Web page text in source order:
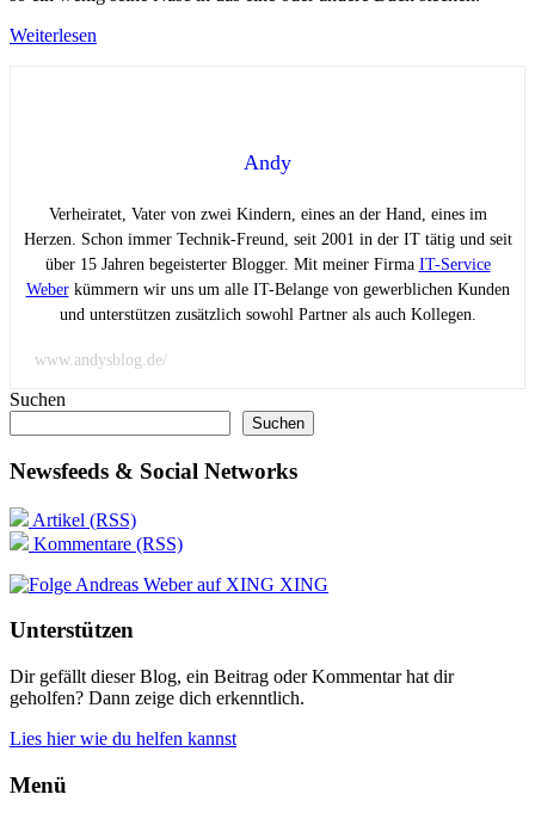
Weiterlesen
Andy
Verheiratet, Vater von zwei Kindern, eines an der Hand, eines im
Herzen. Schon immer Technik-Freund, seit 2001 in der IT tätig und seit
über 15 Jahren begeisterter Blogger. Mit meiner Firma IT-Service
Weberkümmern wir uns um alle IT-Belange von gewerblichen Kunden
und unterstützen zusätzlich sowohl Partner als auch Kollegen.
www.andysblog.de/
Suchen
Suchen
Newsfeeds & Social Networks
Artikel (RSS)
Kommentare (RSS)
XING
Unterstützen
Dir gefällt dieser Blog, ein Beitrag oder Kommentar hat dir
geholfen? Dann zeige dich erkenntlich.
Lies hier wie du helfen kannst
Menü